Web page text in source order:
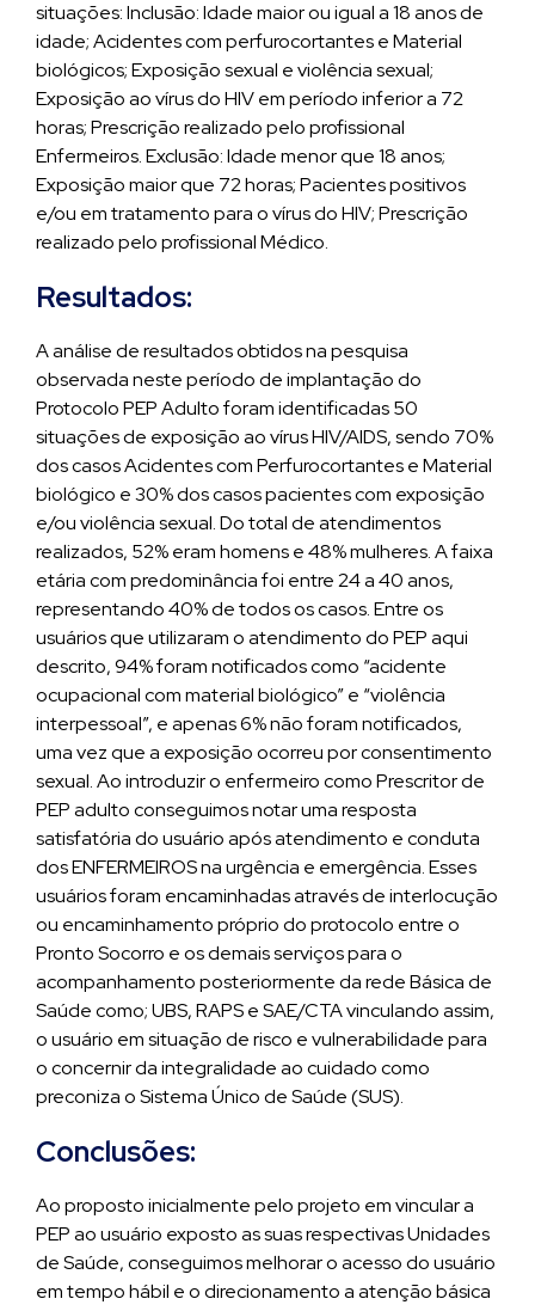
situações: Inclusão: Idade maior ou igual a 18 anos de
idade; Acidentes com perfurocortantes e Material
biológicos; Exposição sexual e violência sexual;
Exposição ao vírus do HIV em período inferior a 72
horas; Prescrição realizado pelo profissional
Enfermeiros. Exclusão: Idade menor que 18 anos;
Exposição maior que 72 horas; Pacientes positivos
e/ou em tratamento para o vírus do HIV; Prescrição
realizado pelo profissional Médico.
Resultados:
A análise de resultados obtidos na pesquisa
observada neste período de implantação do
Protocolo PEP Adulto foram identificadas 50
situações de exposição ao vírus HIV/AIDS, sendo 70%
dos casos Acidentes com Perfurocortantes e Material
biológico e 30% dos casos pacientes com exposição
e/ou violência sexual. Do total de atendimentos
realizados, 52% eram homens e 48% mulheres. A faixa
etária com predominância foi entre 24 a 40 anos,
representando 40% de todos os casos. Entre os
usuários que utilizaram o atendimento do PEP aqui
descrito, 94% foram notificados como “acidente
ocupacional com material biológico” e “violência
interpessoal”, e apenas 6% não foram notificados,
uma vez que a exposição ocorreu por consentimento
sexual. Ao introduzir o enfermeiro como Prescritor de
PEP adulto conseguimos notar uma resposta
satisfatória do usuário após atendimento e conduta
dos ENFERMEIROS na urgência e emergência. Esses
usuários foram encaminhadas através de interlocução
ou encaminhamento próprio do protocolo entre o
Pronto Socorro e os demais serviços para o
acompanhamento posteriormente da rede Básica de
Saúde como; UBS, RAPS e SAE/CTA vinculando assim,
o usuário em situação de risco e vulnerabilidade para
o concernir da integralidade ao cuidado como
preconiza o Sistema Único de Saúde (SUS).
Conclusões:
Ao proposto inicialmente pelo projeto em vincular a
PEP ao usuário exposto as suas respectivas Unidades
de Saúde, conseguimos melhorar o acesso do usuário
em tempo hábil e o direcionamento a atenção básica